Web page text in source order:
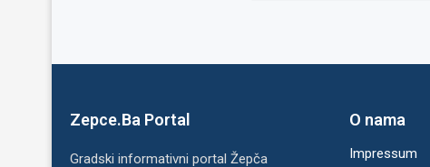
Zepce.Ba Portal
Gradski informativni portal Žepča
O nama
Impressum